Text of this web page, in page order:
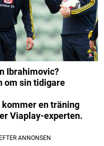
Ibrahimovic?
om sin tidigare
en träning
Viaplay-experten.